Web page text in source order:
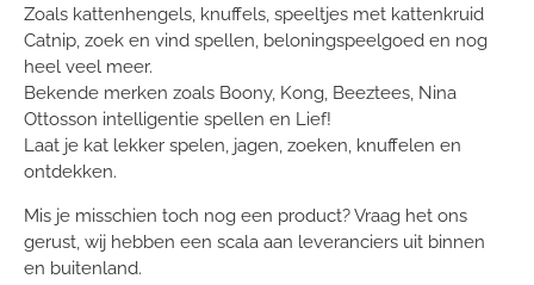
Zoals kattenhengels, knuffels, speeltjes met kattenkruid
Catnip, zoek en vind spellen, beloningspeelgoed en nog
heel veel meer.
Bekende merken zoals Boony, Kong, Beeztees, Nina
Ottosson intelligentie spellen en Lief!
Laat je kat lekker spelen, jagen, zoeken, knuffelen en
ontdekken.
Mis je misschien toch nog een product? Vraag het ons
gerust, wij hebben een scala aan leveranciers uit binnen
en buitenland.